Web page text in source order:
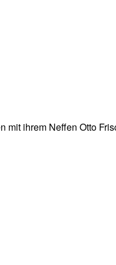
mit ihrem Neffen Otto